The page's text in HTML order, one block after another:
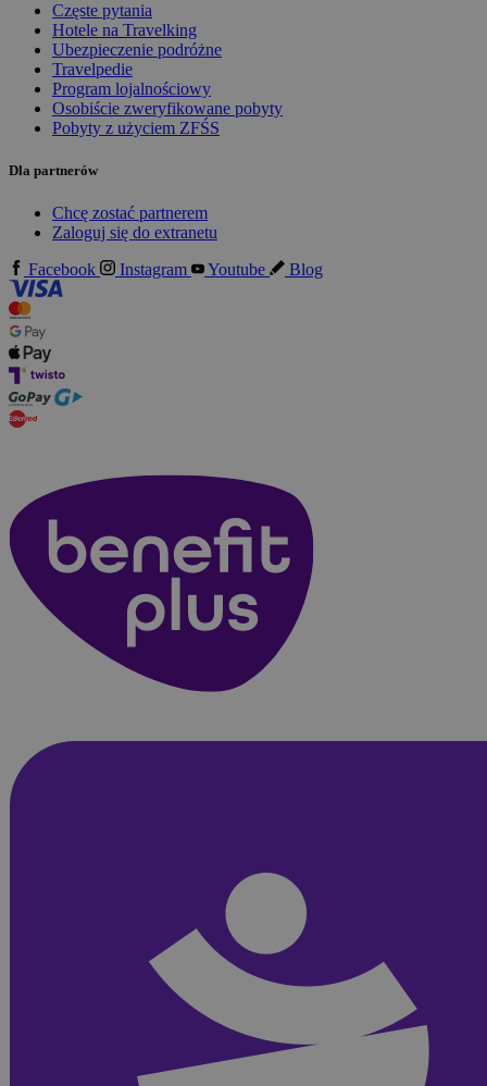
Częste pytania
Hotele na Travelking
Ubezpieczenie podróżne
Travelpedie
Program lojalnościowy
Osobiście zweryfikowane pobyty
Pobyty z użyciem ZFŚS
Dla partnerów
Chcę zostać partnerem
Zaloguj się do extranetu
Facebook
Instagram Youtube Blog